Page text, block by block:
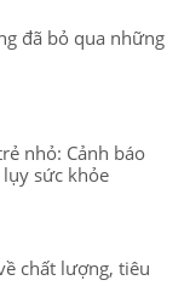
đã bỏ qua những
nhỏ: Cảnh báo
sức khỏe
chất lượng, tiêu